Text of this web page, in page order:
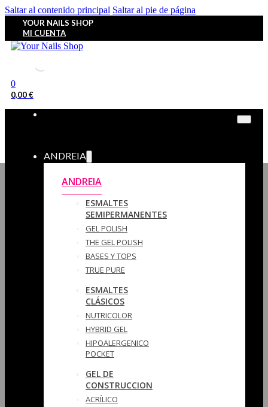
Saltar al contenido principal Saltar al pie de página
YOUR NAILS SHOP
MI CUENTA
0
0,00€
ANDREIA
ANDREIA
ESMALTES
SEMIPERMANENTES
GEL POLISH
THE GEL POLISH
BASES Y‎ TOPS
TRUE PURE
ESMALTES
CLÁSICOS
NUTRICOLOR
HYBRID GEL
HIPOALERGENICO
POCKET
GEL DE
CONSTRUCCION
ACRÍLICO